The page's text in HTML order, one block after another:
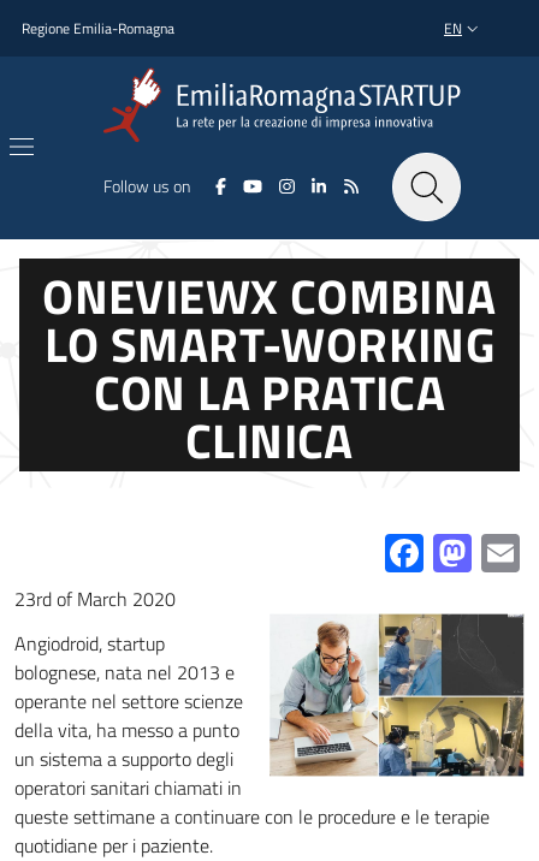
Regione Emilia-Romagna LANGUAGE
EN
Follow us on
ONEVIEWX COMBINA
LO SMART-WORKING
CON LA PRATICA
CLINICA
23rd of March 2020
Angiodroid, startup
bolognese, nata nel 2013 e
operante nel settore scienze
della vita, ha messo a punto
un sistema a supporto degli
operatori sanitari chiamati in
queste settimane a continuare con le procedure e le terapie
quotidiane per i paziente.